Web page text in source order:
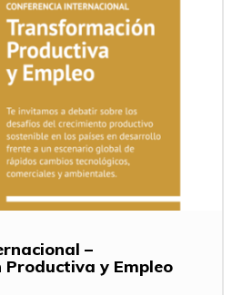
–
y Empleo